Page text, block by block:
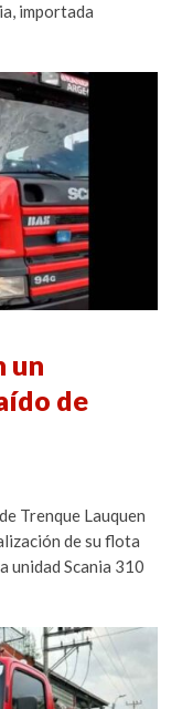
importada
un
de
Trenque Lauquen
de su flota
unidad Scania 310